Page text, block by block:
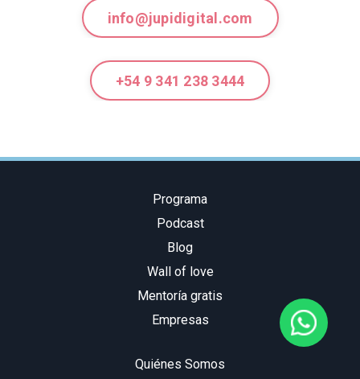
info@jupidigital.com
+54 9 341 238 3444
Programa
Podcast
Blog
Wall of love
Mentoría gratis
Empresas
Quiénes Somos